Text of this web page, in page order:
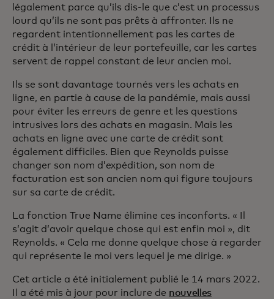
légalement parce qu’ils dis-le que c’est un processus
lourd qu’ils ne sont pas prêts à affronter. Ils ne
regardent intentionnellement pas les cartes de
crédit à l’intérieur de leur portefeuille, car les cartes
servent de rappel constant de leur ancien moi.
Ils se sont davantage tournés vers les achats en
ligne, en partie à cause de la pandémie, mais aussi
pour éviter les erreurs de genre et les questions
intrusives lors des achats en magasin. Mais les
achats en ligne avec une carte de crédit sont
également difficiles. Bien que Reynolds puisse
changer son nom d’expédition, son nom de
facturation est son ancien nom qui figure toujours
sur sa carte de crédit.
La fonction True Name élimine ces inconforts. « Il
s’agit d’avoir quelque chose qui est enfin moi », dit
Reynolds. « Cela me donne quelque chose à regarder
qui représente le moi vers lequel je me dirige. »
Cet article a été initialement publié le 14 mars 2022.
Il a été mis à jour pour inclure de nouvelles